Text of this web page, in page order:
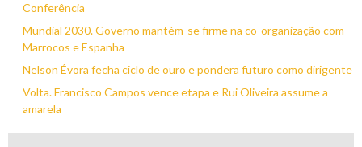
Conferência
Mundial 2030. Governo mantém-se firme na co-organização com
Marrocos e Espanha
Nelson Évora fecha ciclo de ouro e pondera futuro como dirigente
Volta. Francisco Campos vence etapa e Rui Oliveira assume a
amarela